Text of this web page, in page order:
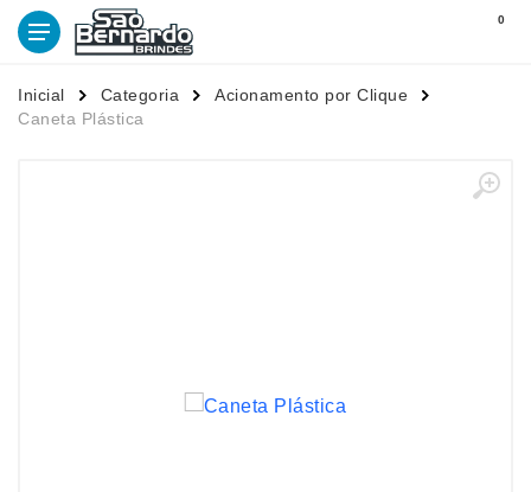
0
Inicial Categoria
Acionamento por Clique
Caneta Plástica